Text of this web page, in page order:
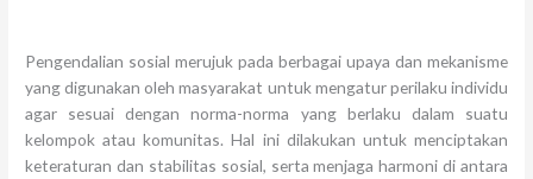
Pengendalian sosial merujuk pada berbagai upaya dan mekanisme
yang digunakan oleh masyarakat untuk mengatur perilaku individu
agar sesuai dengan norma-norma yang berlaku dalam suatu
kelompok atau komunitas. Hal ini dilakukan untuk menciptakan
keteraturan dan stabilitas sosial, serta menjaga harmoni di antara